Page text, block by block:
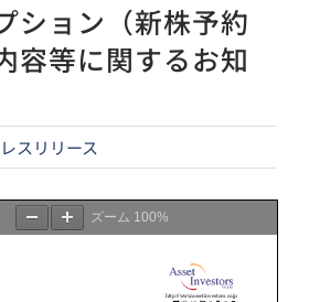
ション（新株予約
容等に関するお知
スリリース
ズーム 100%